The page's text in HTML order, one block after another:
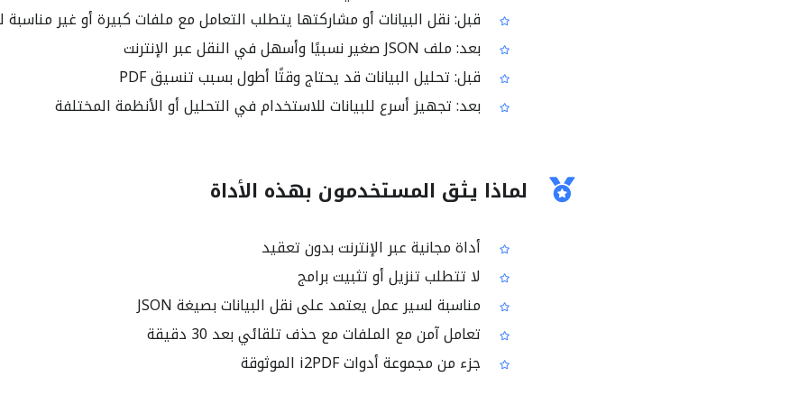
قبل: نقل البيانات أو مشاركتها يتطلب التعامل مع ملفات كبيرة أو غير مناسبة
بعد: ملف JSON صغير نسبيًا وأسهل في النقل عبر الإنترنت
قبل: تحليل البيانات قد يحتاج وقتًا أطول بسبب تنسيق PDF
بعد: تجهيز أسرع للبيانات للاستخدام في التحليل أو الأنظمة المختلفة
لماذا يثق المستخدمون بهذه الأداة
أداة مجانية عبر الإنترنت بدون تعقيد
لا تتطلب تنزيل أو تثبيت برامج
مناسبة لسير عمل يعتمد على نقل البيانات بصيغة JSON
تعامل آمن مع الملفات مع حذف تلقائي بعد 30 دقيقة
جزء من مجموعة أدوات i2PDF الموثوقة